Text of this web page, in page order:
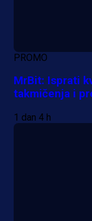
PROMO
MrBit: Isprati
takmičenja i
1 dan 4 h